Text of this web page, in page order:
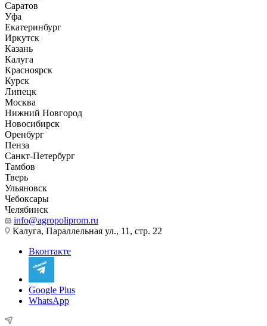
Саратов
Уфа
Екатеринбург
Иркутск
Казань
Калуга
Красноярск
Курск
Липецк
Москва
Нижний Новгород
Новосибирск
Оренбург
Пенза
Санкт-Петербург
Тамбов
Тверь
Ульяновск
Чебоксары
Челябинск
info@agropoliprom.ru
Калуга, Параллельная ул., 11, стр. 22
Вконтакте
Google Plus
WhatsApp